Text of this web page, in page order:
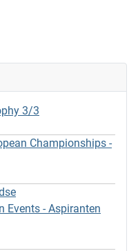
3/3
Championships -
Events - Aspiranten